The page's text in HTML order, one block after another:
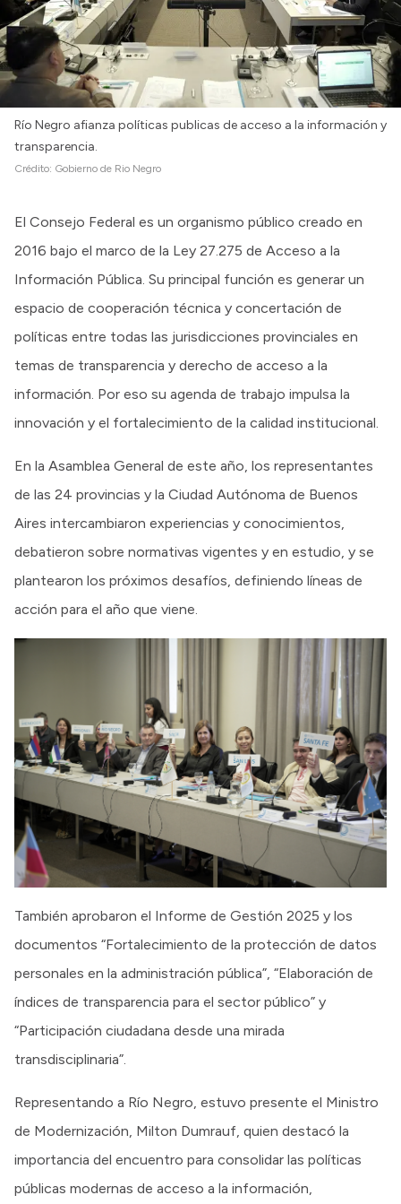
Río Negro afianza políticas publicas de acceso a la información y
transparencia.
Crédito: Gobierno de Rio Negro
El Consejo Federal es un organismo público creado en
2016 bajo el marco de la Ley 27.275 de Acceso a la
Información Pública. Su principal función es generar un
espacio de cooperación técnica y concertación de
políticas entre todas las jurisdicciones provinciales en
temas de transparencia y derecho de acceso a la
información. Por eso su agenda de trabajo impulsa la
innovación y el fortalecimiento de la calidad institucional.
En la Asamblea General de este año, los representantes
de las 24 provincias y la Ciudad Autónoma de Buenos
Aires intercambiaron experiencias y conocimientos,
debatieron sobre normativas vigentes y en estudio, y se
plantearon los próximos desafíos, definiendo líneas de
acción para el año que viene.
También aprobaron el Informe de Gestión 2025 y los
documentos “Fortalecimiento de la protección de datos
personales en la administración pública”, “Elaboración de
índices de transparencia para el sector público” y
“Participación ciudadana desde una mirada
transdisciplinaria”.
Representando a Río Negro, estuvo presente el Ministro
de Modernización, Milton Dumrauf, quien destacó la
importancia del encuentro para consolidar las políticas
públicas modernas de acceso a la información,